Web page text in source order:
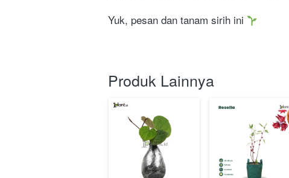
Yuk, pesan dan tanam sirih ini
Produk Lainnya